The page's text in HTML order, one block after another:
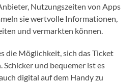
Nutzungszeiten von Apps
sie wertvolle Informationen,
und vermarkten können.
die Möglichkeit, sich das Ticket
Schicker und bequemer ist es
digital auf dem Handy zu